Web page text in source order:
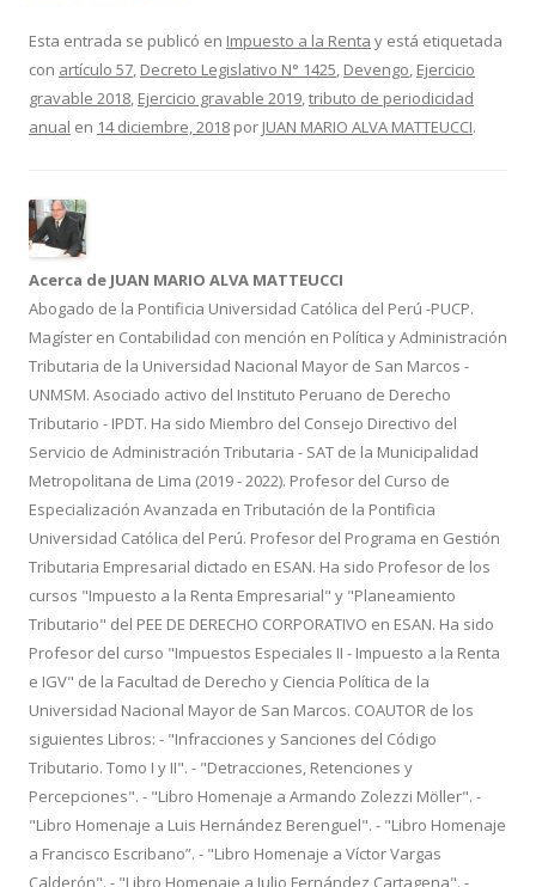
e
b
o
k
itt
er
m
p
ar
Esta entrada se publicó en Impuesto a la Renta y está etiquetada
con artículo 57, Decreto Legislativo N° 1425, Devengo, Ejercicio
gravable 2018, Ejercicio gravable 2019,tributo de periodicidad
anual en 14 diciembre, 2018 por JUAN MARIO ALVA MATTEUCCI.
Acerca de JUAN MARIO ALVA MATTEUCCI
Abogado de la Pontificia Universidad Católica del Perú -PUCP.
Magíster en Contabilidad con mención en Política y Administración
Tributaria de la Universidad Nacional Mayor de San Marcos -
UNMSM. Asociado activo del Instituto Peruano de Derecho
Tributario - IPDT. Ha sido Miembro del Consejo Directivo del
Servicio de Administración Tributaria - SAT de la Municipalidad
Metropolitana de Lima (2019 - 2022). Profesor del Curso de
Especialización Avanzada en Tributación de la Pontificia
Universidad Católica del Perú. Profesor del Programa en Gestión
Tributaria Empresarial dictado en ESAN. Ha sido Profesor de los
cursos "Impuesto a la Renta Empresarial" y "Planeamiento
Tributario" del PEE DE DERECHO CORPORATIVO en ESAN. Ha sido
Profesor del curso "Impuestos Especiales II - Impuesto a la Renta
e IGV" de la Facultad de Derecho y Ciencia Política de la
Universidad Nacional Mayor de San Marcos. COAUTOR de los
siguientes Libros: - "Infracciones y Sanciones del Código
Tributario. Tomo I y II". - "Detracciones, Retenciones y
Percepciones". - "Libro Homenaje a Armando Zolezzi Möller". -
"Libro Homenaje a Luis Hernández Berenguel". - "Libro Homenaje
a Francisco Escribano”. - "Libro Homenaje a Víctor Vargas
Calderón". - "Libro Homenaje a Julio Fernández Cartagena". -